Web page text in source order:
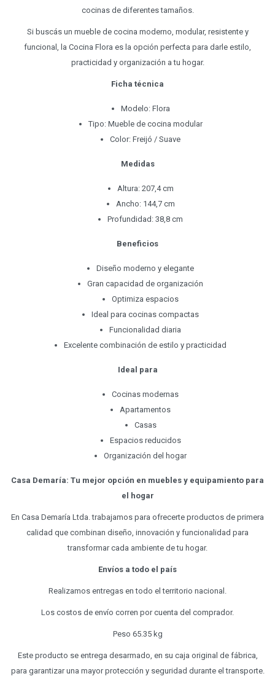
cocinas de diferentes tamaños.
Si buscás un mueble de cocina moderno, modular, resistente y
funcional, la Cocina Flora es la opción perfecta para darle estilo,
practicidad y organización a tu hogar.
Ficha técnica
Modelo: Flora
Tipo: Mueble de cocina modular
Color: Freijó / Suave
Medidas
Altura: 207,4 cm
Ancho: 144,7 cm
Profundidad: 38,8 cm
Beneficios
Diseño moderno y elegante
Gran capacidad de organización
Optimiza espacios
Ideal para cocinas compactas
Funcionalidad diaria
Excelente combinación de estilo y practicidad
Ideal para
Cocinas modernas
Apartamentos
Casas
Espacios reducidos
Organización del hogar
Casa Demaría: Tu mejor opción en muebles y equipamiento para
el hogar
En Casa Demaría Ltda. trabajamos para ofrecerte productos de primera
calidad que combinan diseño, innovación y funcionalidad para
transformar cada ambiente de tu hogar.
Envíos a todo el país
Realizamos entregas en todo el territorio nacional.
Los costos de envío corren por cuenta del comprador.
Peso 65.35 kg
Este producto se entrega desarmado, en su caja original de fábrica,
para garantizar una mayor protección y seguridad durante el transporte.